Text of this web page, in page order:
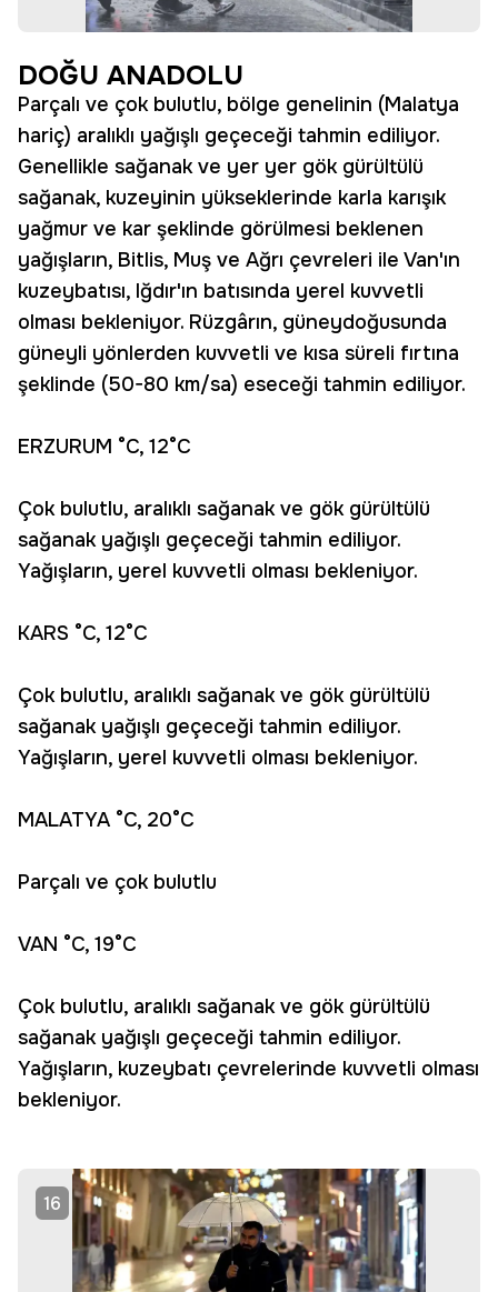
DOĞU ANADOLU
Parçalı ve çok bulutlu, bölge genelinin (Malatya
hariç) aralıklı yağışlı geçeceği tahmin ediliyor.
Genellikle sağanak ve yer yer gök gürültülü
sağanak, kuzeyinin yükseklerinde karla karışık
yağmur ve kar şeklinde görülmesi beklenen
yağışların, Bitlis, Muş ve Ağrı çevreleri ile Van'ın
kuzeybatısı, Iğdır'ın batısında yerel kuvvetli
olması bekleniyor. Rüzgârın, güneydoğusunda
güneyli yönlerden kuvvetli ve kısa süreli fırtına
şeklinde (50-80 km/sa) eseceği tahmin ediliyor.
ERZURUM °C, 12°C
Çok bulutlu, aralıklı sağanak ve gök gürültülü
sağanak yağışlı geçeceği tahmin ediliyor.
Yağışların, yerel kuvvetli olması bekleniyor.
KARS °C, 12°C
Çok bulutlu, aralıklı sağanak ve gök gürültülü
sağanak yağışlı geçeceği tahmin ediliyor.
Yağışların, yerel kuvvetli olması bekleniyor.
MALATYA °C, 20°C
Parçalı ve çok bulutlu
VAN °C, 19°C
Çok bulutlu, aralıklı sağanak ve gök gürültülü
sağanak yağışlı geçeceği tahmin ediliyor.
Yağışların, kuzeybatı çevrelerinde kuvvetli olması
bekleniyor.
16